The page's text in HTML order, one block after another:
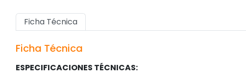
Ficha Técnica
Ficha Técnica
ESPECIFICACIONES TÉCNICAS: